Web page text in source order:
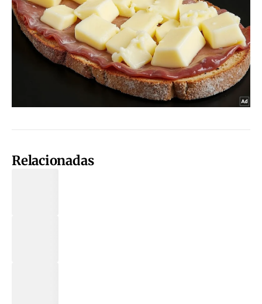
Relacionadas